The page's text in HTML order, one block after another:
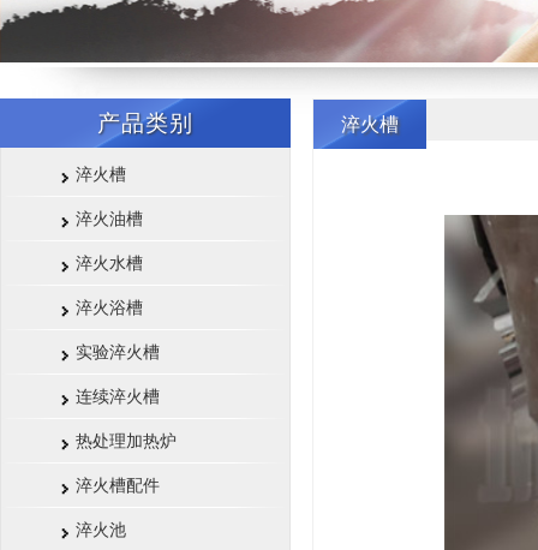
产品类别
淬火槽
淬火油槽
淬火水槽
淬火浴槽
实验淬火槽
连续淬火槽
热处理加热炉
淬火槽配件
淬火池
淬火槽